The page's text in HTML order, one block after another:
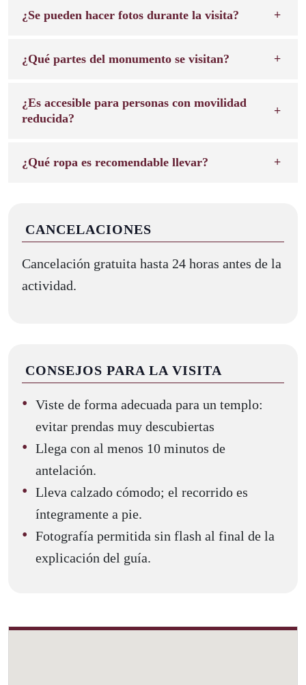
¿Se pueden hacer fotos durante la visita?
¿Qué partes del monumento se visitan?
¿Es accesible para personas con movilidad
reducida?
¿Qué ropa es recomendable llevar?
CANCELACIONES
Cancelación gratuita hasta 24 horas antes de la
actividad.
CONSEJOS PARA LA VISITA
Viste de forma adecuada para un templo:
evitar prendas muy descubiertas
Llega con al menos 10 minutos de
antelación.
Lleva calzado cómodo; el recorrido es
íntegramente a pie.
Fotografía permitida sin flash al final de la
explicación del guía.